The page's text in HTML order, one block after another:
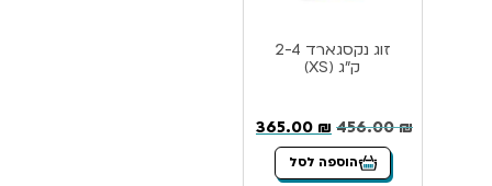
זוג נקסגארד 2-4
ק”ג (XS)
456.00₪
365.00 ₪
הוספה לסל